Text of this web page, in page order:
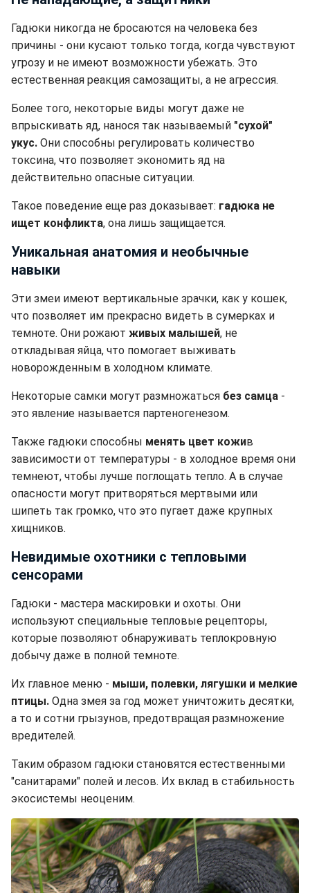
Гадюки никогда не бросаются на человека без
причины - они кусают только тогда, когда чувствуют
угрозу и не имеют возможности убежать. Это
естественная реакция самозащиты, а не агрессия.
Более того, некоторые виды могут даже не
впрыскивать яд, нанося так называемый "сухой"
укус. Они способны регулировать количество
токсина, что позволяет экономить яд на
действительно опасные ситуации.
Такое поведение еще раз доказывает: гадюка не
ищет конфликта, она лишь защищается.
Уникальная анатомия и необычные
навыки
Эти змеи имеют вертикальные зрачки, как у кошек,
что позволяет им прекрасно видеть в сумерках и
темноте. Они рожают живых малышей, не
откладывая яйца, что помогает выживать
новорожденным в холодном климате.
Некоторые самки могут размножаться без самца -
это явление называется партеногенезом.
Также гадюки способны менять цвет кожив
зависимости от температуры - в холодное время они
темнеют, чтобы лучше поглощать тепло. А в случае
опасности могут притворяться мертвыми или
шипеть так громко, что это пугает даже крупных
хищников.
Невидимые охотники с тепловыми
сенсорами
Гадюки - мастера маскировки и охоты. Они
используют специальные тепловые рецепторы,
которые позволяют обнаруживать теплокровную
добычу даже в полной темноте.
Их главное меню - мыши, полевки, лягушки и мелкие
птицы. Одна змея за год может уничтожить десятки,
а то и сотни грызунов, предотвращая размножение
вредителей.
Таким образом гадюки становятся естественными
"санитарами" полей и лесов. Их вклад в стабильность
экосистемы неоценим.